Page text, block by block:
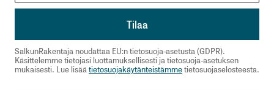
SalkunRakentaja noudattaa EU:n tietosuoja-asetusta (GDPR).
Käsittelemme tietojasi luottamuksellisesti ja tietosuoja-asetuksen
mukaisesti. Lue lisäätietosuojakäytänteistämmetietosuojaselosteesta.